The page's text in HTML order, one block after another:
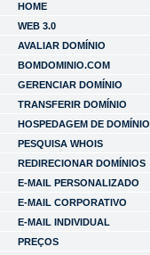
HOME
WEB 3.0
AVALIAR DOMÍNIO
BOMDOMINIO.COM
GERENCIAR DOMÍNIO
TRANSFERIR DOMÍNIO
HOSPEDAGEM DE DOMÍNIO
PESQUISA WHOIS
REDIRECIONAR DOMÍNIOS
E-MAIL PERSONALIZADO
E-MAIL CORPORATIVO
E-MAIL INDIVIDUAL
PREÇOS